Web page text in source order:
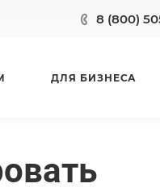
8 (800)
ДЛЯ БИЗНЕСА